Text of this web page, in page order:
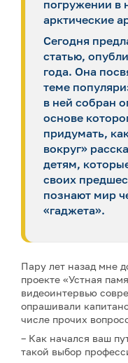
погружении
арктические
Сегодня
статью,
года. Она
теме
в ней собран
основе
придумать,
вокруг»
детям,
своих
познают мир
«гаджета».
Пару лет назад мне
проекте «Устная
видеоинтервью
опрашивали
числе прочих
– Как начался ваш
такой выбор